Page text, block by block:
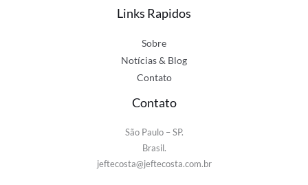
Links Rapidos
Sobre
Notícias & Blog
Contato
Contato
São Paulo – SP.
Brasil.
jeftecosta@jeftecosta.com.br